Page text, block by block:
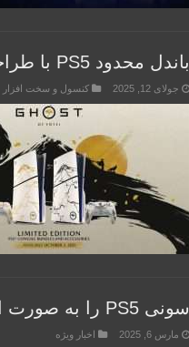
باندل محدود PS5 با طراحی Ghost of Yōtei معرفی شد
جولای 12, 2025 کنسول و سخت افزار
سونی PS5 را به صورت اجاره‌ای عرضه کرد
مارس 6, 2025 اخبار ویژه